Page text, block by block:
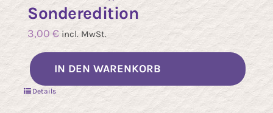
Sonderedition
3,00 € incl. MwSt.
IN DEN WARENKORB
Details